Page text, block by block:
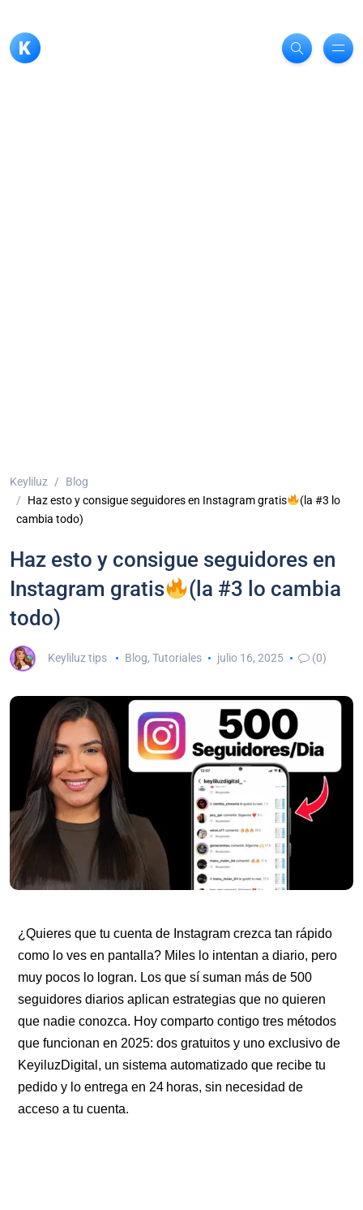
Keyliluz
Blog
Haz esto y consigue seguidores en Instagram gratis
(la #3 lo
cambia todo)
Haz esto y consigue seguidores en
Instagram gratis
(la #3 lo cambia
todo)
Keyliluz tips Blog, Tutoriales julio 16, 2025 (0)
¿Quieres que tu cuenta de Instagram crezca tan rápido
como lo ves en pantalla? Miles lo intentan a diario, pero
muy pocos lo logran. Los que sí suman más de 500
seguidores diarios aplican estrategias que no quieren
que nadie conozca. Hoy comparto contigo tres métodos
que funcionan en 2025: dos gratuitos y uno exclusivo de
KeyiluzDigital, un sistema automatizado que recibe tu
pedido y lo entrega en 24 horas, sin necesidad de
acceso a tu cuenta.